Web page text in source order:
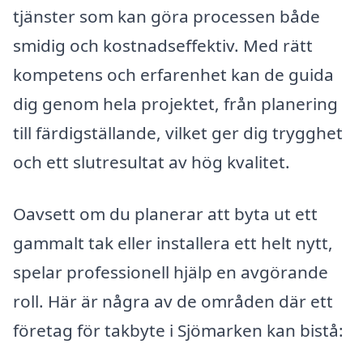
tjänster som kan göra processen både
smidig och kostnadseffektiv. Med rätt
kompetens och erfarenhet kan de guida
dig genom hela projektet, från planering
till färdigställande, vilket ger dig trygghet
och ett slutresultat av hög kvalitet.
Oavsett om du planerar att byta ut ett
gammalt tak eller installera ett helt nytt,
spelar professionell hjälp en avgörande
roll. Här är några av de områden där ett
företag för takbyte i Sjömarken kan bistå: